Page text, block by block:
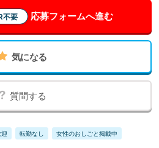
不要 応募フォームへ進む
気になる
質問する
転勤なし 女性のおしごと掲載中